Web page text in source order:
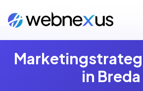
Home Diensten
in Breda